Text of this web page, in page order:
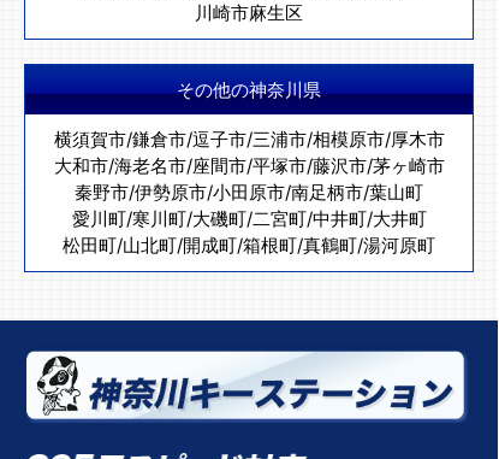
川崎市麻生区
その他の神奈川県
横須賀市/鎌倉市/逗子市/三浦市/相模原市/厚木市
大和市/海老名市/座間市/平塚市/藤沢市/茅ヶ崎市
秦野市/伊勢原市/小田原市/南足柄市/葉山町
愛川町/寒川町/大磯町/二宮町/中井町/大井町
松田町/山北町/開成町/箱根町/真鶴町/湯河原町